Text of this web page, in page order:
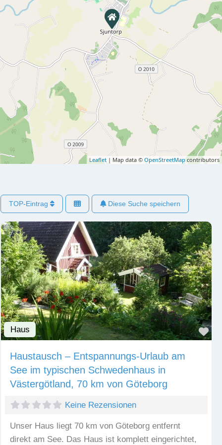
Leaflet | Map data © OpenStreetMap contributors
TOP-Eintrag Diese Suche speichern
Haus
Haustausch – Entspannungs-Urlaub am
See im typischen Schwedenhaus in
Västergötland, 70 km von Göteborg
Keine Rezensionen
Unser Haus liegt 70 km von Göteborg entfernt
direkt am See. Das Haus ist komplett eingerichtet,